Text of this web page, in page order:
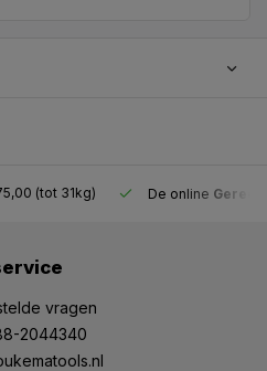
(tot 31kg) De online
vragen
2044340